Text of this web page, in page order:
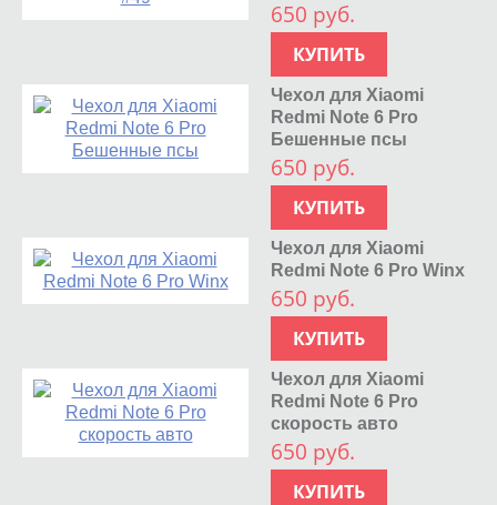
650 руб.
КУПИТЬ
Чехол для Xiaomi
Redmi Note 6 Pro
Бешенные псы
650 руб.
КУПИТЬ
Чехол для Xiaomi
Redmi Note 6 Pro Winx
650 руб.
КУПИТЬ
Чехол для Xiaomi
Redmi Note 6 Pro
скорость авто
650 руб.
КУПИТЬ